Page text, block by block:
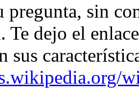
pregunta, sin
Te dejo el
sus